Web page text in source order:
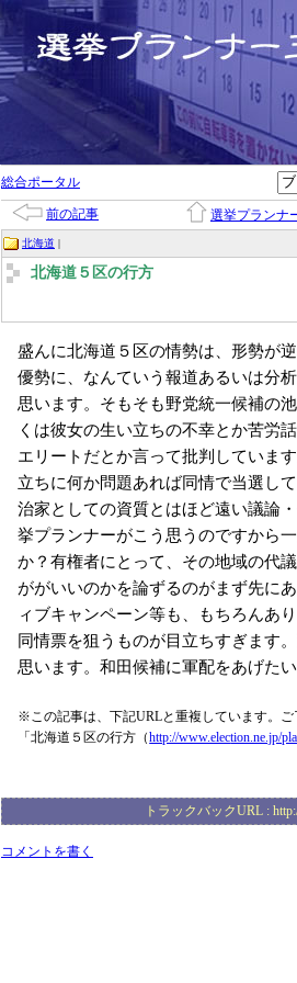
総合ポータル
前の記事 選挙プランナ
北海道 |
北海道５区の行方
盛んに北海道５区の情勢は、形勢が
優勢に、なんていう報道あるいは分
思います。そもそも野党統一候補の
くは彼女の生い立ちの不幸とか苦労
エリートだとか言って批判していま
立ちに何か問題あれば同情で当選し
治家としての資質とはほど遠い議論
挙プランナーがこう思うのですから
か？有権者にとって、その地域の代
ががいいのかを論ずるのがまず先に
ィブキャンペーン等も、もちろんあ
同情票を狙うものが目立ちすぎます
思います。和田候補に軍配をあげたい
※この記事は、下記URLと重複しています。ご
「北海道５区の行方（http://www.election.ne.jp/
トラックバックURL :
コメントを書く